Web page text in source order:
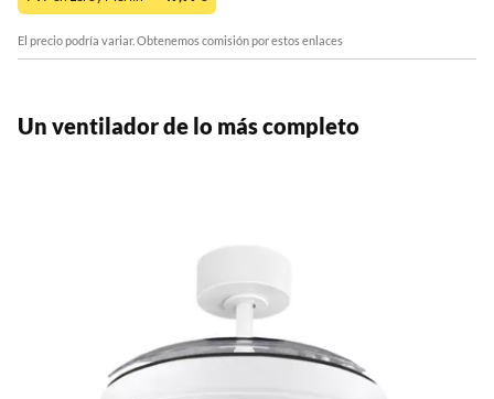
El precio podría variar. Obtenemos comisión por estos enlaces
Un ventilador de lo más completo